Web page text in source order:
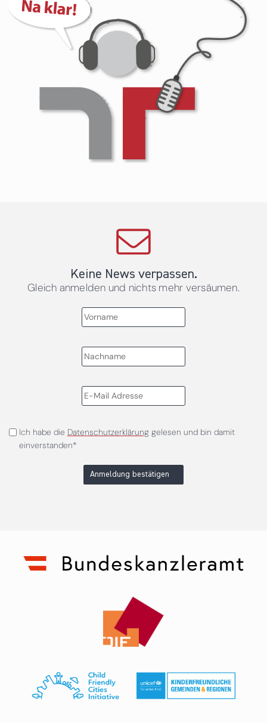
Keine News verpassen.
Gleich anmelden und nichts mehr versäumen.
Ich habe die Datenschutzerklärunggelesen und bin damit
einverstanden*
Anmeldung bestätigen